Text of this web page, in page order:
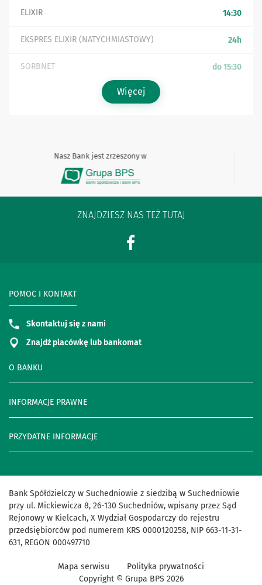
Więcej
ELIXIR 14:30
EKSPRES ELIXIR (NATYCHMIASTOWY) 24h
SORBNET do 15:30
Nasz Bank jest zrzeszony w
ZNAJDZIESZ NAS TEŻ TUTAJ
O BANKU
INFORMACJE PRAWNE
PRZYDATNE INFORMACJE
POMOC I KONTAKT
Skontaktuj się z nami
Znajdź placówkę lub bankomat
Bank Spółdzielczy w Suchedniowie z siedzibą w Suchedniowie
przy ul. Mickiewicza 8, 26-130 Suchedniów, wpisany przez Sąd
Rejonowy w Kielcach, X Wydział Gospodarczy do rejestru
przedsiębiorców pod numerem KRS 0000120258, NIP 663-11-31-
631, REGON 000497710
Mapa serwisu
Polityka prywatności
Copyright © Grupa BPS 2026